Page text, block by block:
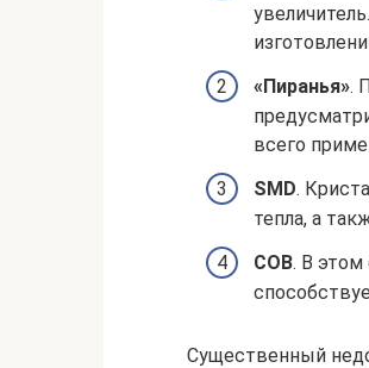
«Пиранья».
всего
SMD.
тепла, а
СОВ. В этом
Существенный